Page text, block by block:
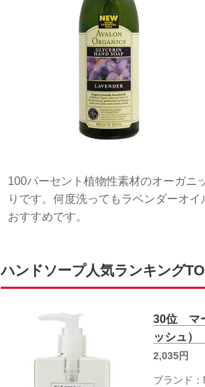
100パーセント植物性素材のオーガニ
りです。何度洗ってもラベンダーオ
おすすめです。
ハンドソープ人気ランキング
30位 マ
ッシュ）
2,035円
ブランド